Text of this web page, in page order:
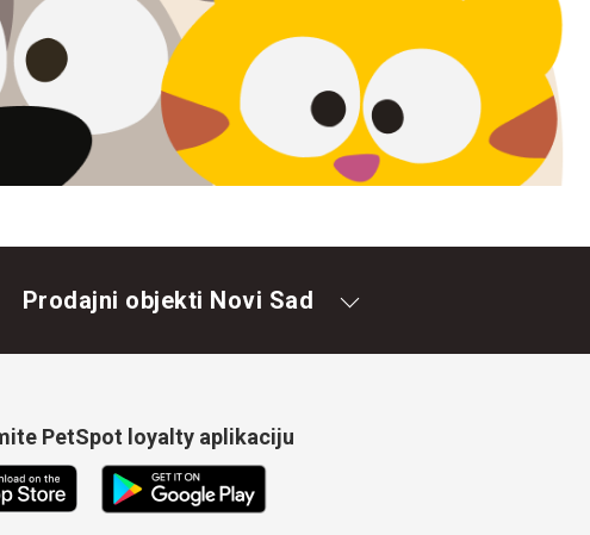
Prodajni objekti Novi Sad
PetSpot loyalty aplikaciju